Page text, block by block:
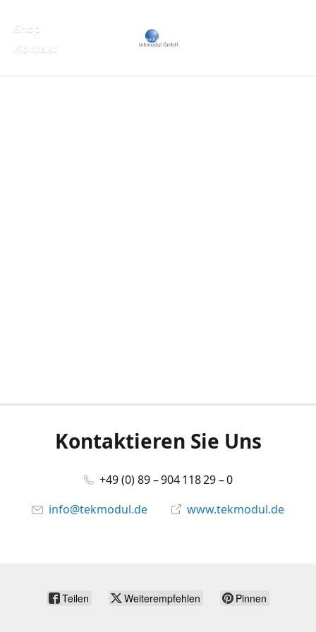
Shop
Kontakt
Kontaktieren Sie Uns
+49 (0) 89 – 904 118 29 – 0
info@tekmodul.de
www.tekmodul.de
Teilen Weiterempfehlen Pinnen